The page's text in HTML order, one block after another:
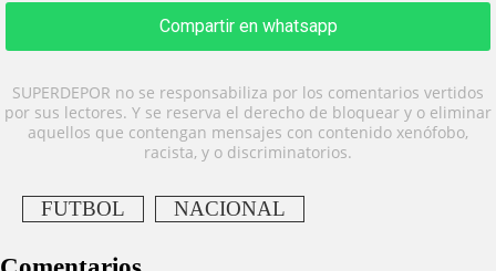
Compartir en whatsapp
SUPERDEPOR no se responsabiliza por los comentarios vertidos
por sus lectores. Y se reserva el derecho de bloquear y o eliminar
aquellos que contengan mensajes con contenido xenófobo,
racista, y o discriminatorios.
FUTBOL NACIONAL